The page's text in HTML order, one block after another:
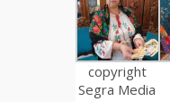
copyright
Segra Media